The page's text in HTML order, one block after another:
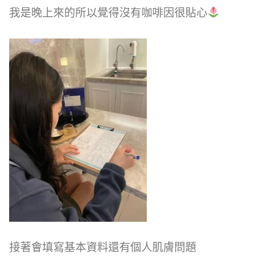
我是晚上來的所以覺得沒有咖啡因很貼心
接著會填寫基本資料還有個人肌膚問題